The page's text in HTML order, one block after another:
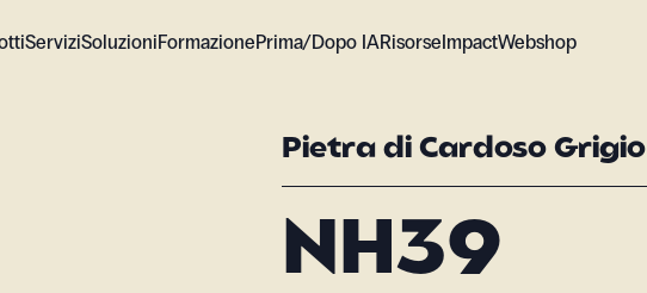
ServiziSoluzioniFormazionePrima/Dopo IARisorseImpactWebshop
Pietra di Cardoso Grigio
NH39